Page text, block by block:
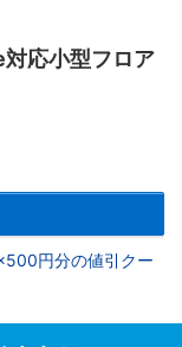
応小型フロア
円分の値引クー